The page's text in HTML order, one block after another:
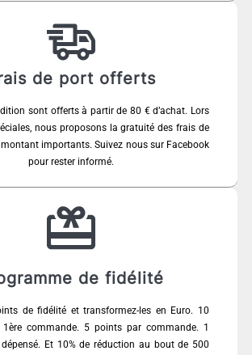
de port offerts
sont offerts à partir de 80 € d’achat. Lors
nous proposons la gratuité des frais de
importants. Suivez nous sur Facebook
pour rester informé.
de fidélité
de fidélité et transformez-les en Euro. 10
commande. 5 points par commande. 1
Et 10% de réduction au bout de 500